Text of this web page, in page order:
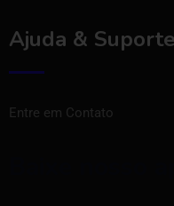
Ajuda & Suporte
Entre em Contato